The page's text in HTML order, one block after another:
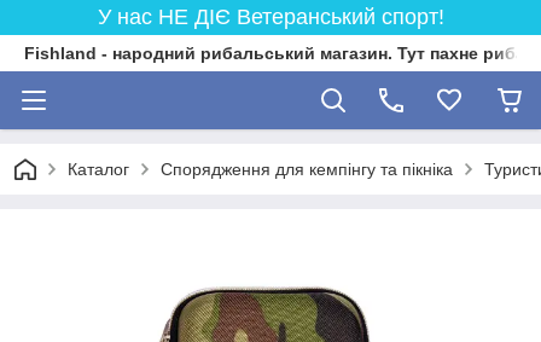
У нас НЕ ДІЄ Ветеранський спорт!
Fishland - народний рибальський магазин. Тут пахне
Каталог Спорядження для кемпінгу та пікніка